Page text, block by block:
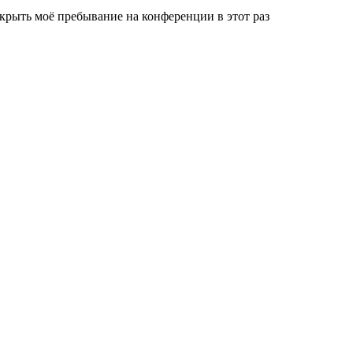
моё пребывание на конференции в этот раз